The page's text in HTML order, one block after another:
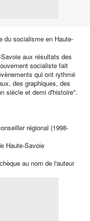
du socialisme en Haute-
aux résultats des
socialiste fait
qui ont rythmé
des graphiques, des
siècle et demi d'histoire".
régional (1998-
Haute-Savoie
au nom de l'auteur